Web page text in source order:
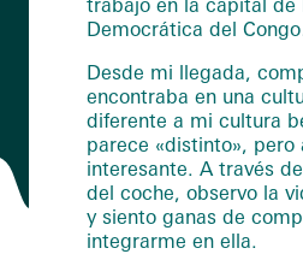
Democrática del
Desde mi llegada,
encontraba en una
diferente a mi cultura
parece «distinto», pero
interesante. A través
del coche, observo la
y siento ganas de
integrarme en ella.